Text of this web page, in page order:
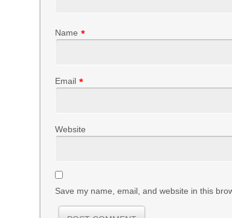
Name *
Email *
Website
Save my name, email, and website in this